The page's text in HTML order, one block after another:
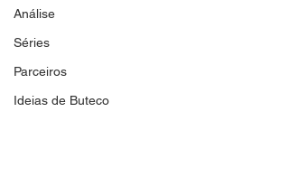
Análise
Séries
Parceiros
Ideias de Buteco